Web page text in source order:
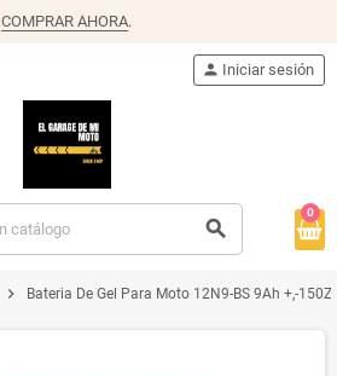
COMPRAR AHORA.
search
person Iniciar sesión
0
chevron_right Bateria De Gel Para Moto 12N9-BS 9Ah +,-